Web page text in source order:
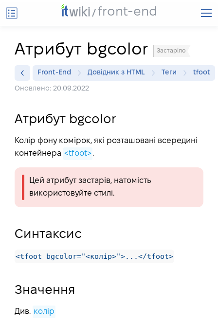
front-end
Атрибут bgcolor Застаріло
Front-End Довідник з HTML Теги tfoot
Оновлено: 20.09.2022
Атрибут bgcolor
Колір фону комірок, які розташовані всередині
контейнера <tfoot> .
Цей атрибут застарів, натомість
використовуйте стилі.
Синтаксис
<tfoot bgcolor="<колір>">...</tfoot>
Значення
Див. колір